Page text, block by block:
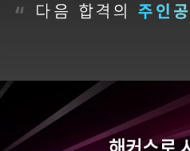
주변 분들에게도
감정평가사 시작은
해커스에서 하라고
추천합니다.